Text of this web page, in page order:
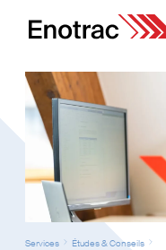
Services Études & Conseils